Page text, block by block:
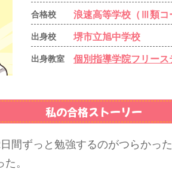
合格校 浪速高等学校（Ⅲ類コ
出身校 堺市立旭中学校
出身教室 個別指導学院フリー
私の合格ストーリー
間ずっと勉強するのがつらかっ
。